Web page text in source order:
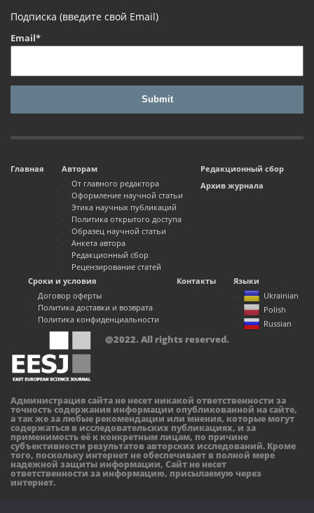
Подписка (введите свой Email)
Email*
Главная
Авторам
От главного редактора
Оформление научной статьи
Этика научных публикаций
Политика открытого доступа
Образец научной статьи
Анкета автора
Редакционный сбор
Рецензирование статей
Редакционный сбор
Архив журнала
Сроки и условия
Договор оферты
Политика доставки и возврата
Политика конфиденциальности
Контакты
Языки
Ukrainian
Polish
Russian
@2022. All rights reserved.
Администрация сайта не несет никакой ответственности за
точность содержания информации опубликованной на сайте,
а так же за любые рекомендации или мнения, которые могут
содержаться в исследовательских публикациях, и за
применимость её к конкретным лицам, по причине
субъективности результатов авторских исследований. Кроме
того, поскольку интернет не обеспечивает в полной мере
надежной защиты информации, Сайт не несет
ответственности за информацию, присылаемую через
интернет.